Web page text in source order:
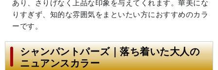
あり、さりげなく上品な印象を与えてくれます。華美にな
りすぎず、知的な雰囲気をまといたい方におすすめのカラ
ーです。
シャンパントパーズ｜落ち着いた大人の
ニュアンスカラー